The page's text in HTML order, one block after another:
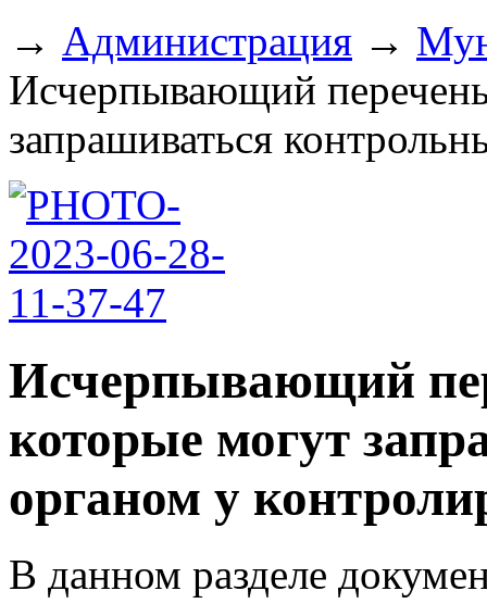
→ Администрация →
Исчерпывающий
запрашиваться
Исчерпывающий
которые могут
органом у
В данном разделе